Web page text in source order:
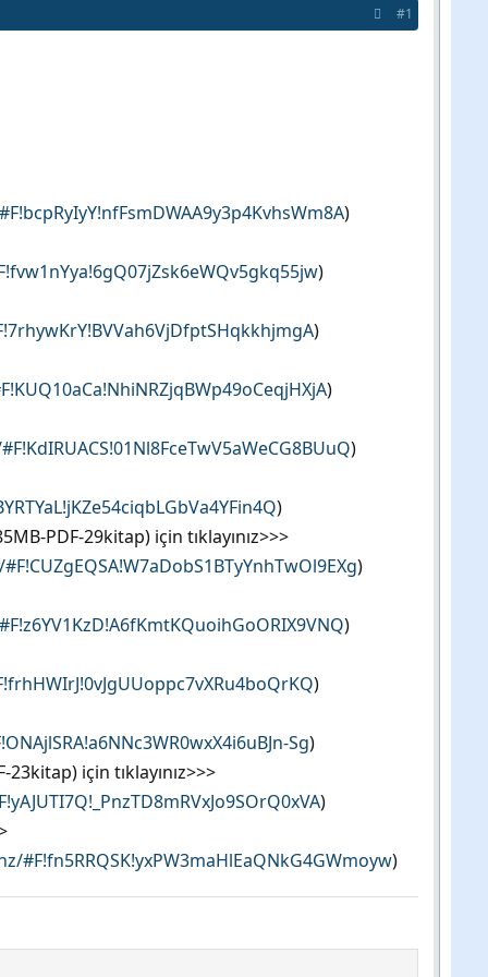
#1
)
)
)
)
)
)
PDF-29kitap) için tıklayınız>>>
)
)
)
Sg)
için tıklayınız>>>
)
#F!fn5RRQSK!yxPW3maHlEaQNkG4GWmoyw)